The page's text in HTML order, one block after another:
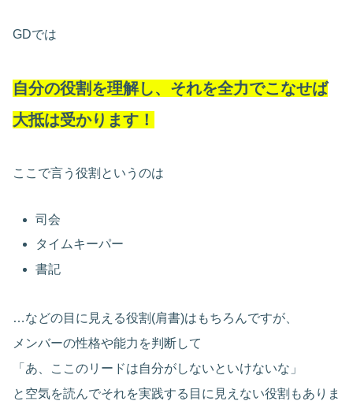
GDでは
自分の役割を理解し、それを全力でこなせば
大抵は受かります！
ここで言う役割というのは
司会
タイムキーパー
書記
…などの目に見える役割(肩書)はもちろんですが、
メンバーの性格や能力を判断して
「あ、ここのリードは自分がしないといけないな」
と空気を読んでそれを実践する目に見えない役割もありま